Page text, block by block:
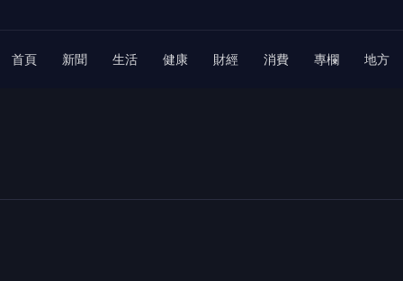
首頁 新聞 生活 健康 財經 消費 專欄 地方